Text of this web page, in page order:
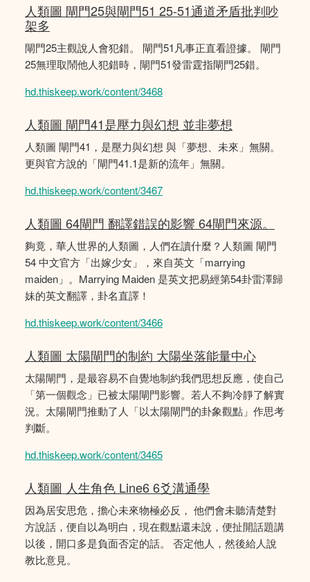
人類圖 閘門25與閘門51 25-51通道矛盾批判吵
架多
閘門25主觀說人會犯錯。 閘門51凡事正直看證據。 閘門
25無理取鬧他人犯錯時，閘門51發雷霆指閘門25錯。
hd.thiskeep.work/content/3468
人類圖 閘門41是壓力與幻想 並非夢想
人類圖 閘門41，是壓力與幻想 與「夢想、未來」無關。
更與官方說的「閘門41.1是新的流年」無關。
hd.thiskeep.work/content/3467
人類圖 64閘門 翻譯錯誤的影響 64閘門來源。
夠竟，華人世界的人類圖，人們在讀什麼？人類圖 閘門
54 中文官方「出嫁少女」，來自英文「marrying
maiden」。Marrying Maiden 是英文把易經第54卦雷澤歸
妹的英文翻譯，卦名直譯！
hd.thiskeep.work/content/3466
人類圖 太陽閘門的制約 大陽坐落能量中心
太陽閘門，是最容易不自覺地制約我們思想反應，使自己
「第一個觀念」已被太陽閘門影響。若人不夠冷靜了解實
況。太陽閘門推動了人「以太陽閘門的卦象觀點」作思考
判斷。
hd.thiskeep.work/content/3465
人類圖 人生角色 Line6 6爻溝通學
因為居安思危，擔心未來物極必反， 他們會未聽清楚對
方說話，便自以為明白，現在觀點還未說，便扯開話題講
以後，開口多是負面否定的話。 否定他人，然後給人說
教比意見。